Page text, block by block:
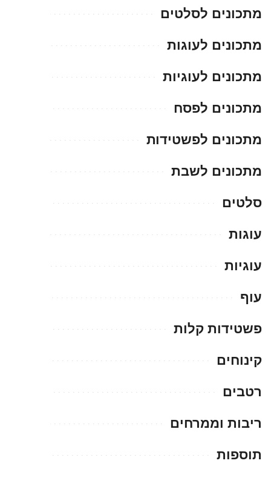
מתכונים לסלטים
מתכונים לעוגות
מתכונים לעוגיות
מתכונים לפסח
מתכונים לפשטידות
מתכונים לשבת
סלטים
עוגות
עוגיות
עוף
פשטידות קלות
קינוחים
רטבים
ריבות וממרחים
תוספות